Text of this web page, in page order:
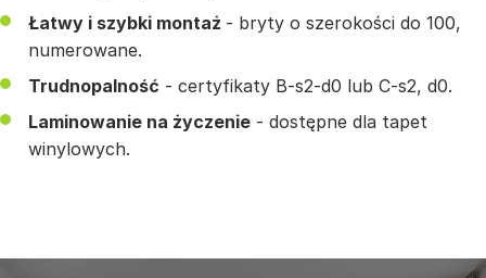
Łatwy i szybki montaż - bryty o szerokości do 100,
numerowane.
Trudnopalność - certyfikaty B-s2-d0 lub C-s2, d0.
Laminowanie na życzenie - dostępne dla tapet
winylowych.